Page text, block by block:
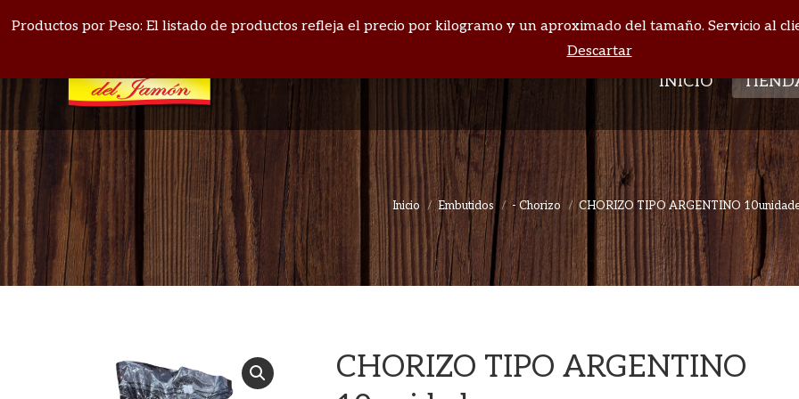
Productos por Peso: El listado de productos refleja el precio por kilogramo y un aproximado del tamaño. Servicio al
Descartar
INICIO
Estás aquí:
Inicio Embutidos - Chorizo CHORIZO TIPO ARGENTINO
CHORIZO TIPO ARGENTINO
INICIO